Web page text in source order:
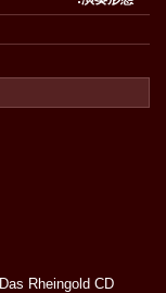
Rheingold CD